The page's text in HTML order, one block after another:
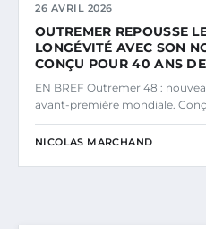
26 AVRIL 2026
OUTREMER REPOUSSE
LONGÉVITÉ AVEC SON
CONÇU POUR 40 ANS
EN BREF Outremer 48 :
avant-première mondiale.
NICOLAS MARCHAND